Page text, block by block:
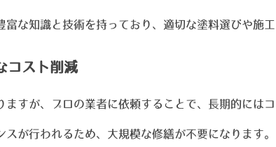
富な知識と技術を持っており、適切な塗料選びや施工
コスト削減
ますが、プロの業者に依頼することで、長期的には
スが行われるため、大規模な修繕が不要になります。